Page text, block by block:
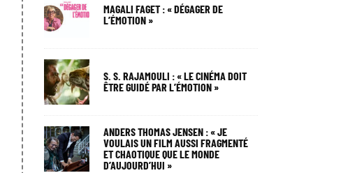
MAGALI FAGET : « DÉGAGER DE
L’ÉMOTION »
S. S. RAJAMOULI : « LE CINÉMA DOIT
ÊTRE GUIDÉ PAR L’ÉMOTION »
ANDERS THOMAS JENSEN : « JE
VOULAIS UN FILM AUSSI FRAGMENTÉ
ET CHAOTIQUE QUE LE MONDE
D’AUJOURD’HUI »